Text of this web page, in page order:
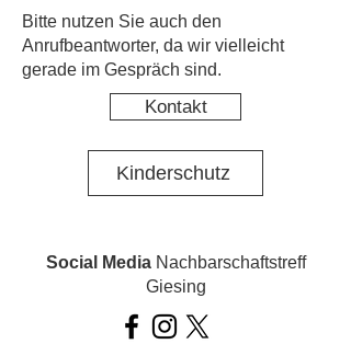
​Bitte nutzen Sie auch den
Anrufbeantworter, da wir vielleicht
gerade im Gespräch sind.
Kontakt
Kinderschutz
Social MediaNachbarschaftstreff
Giesing